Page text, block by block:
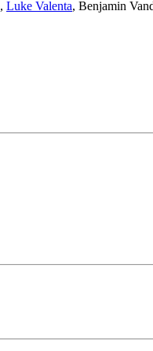
, Luke Valenta, Benjamin